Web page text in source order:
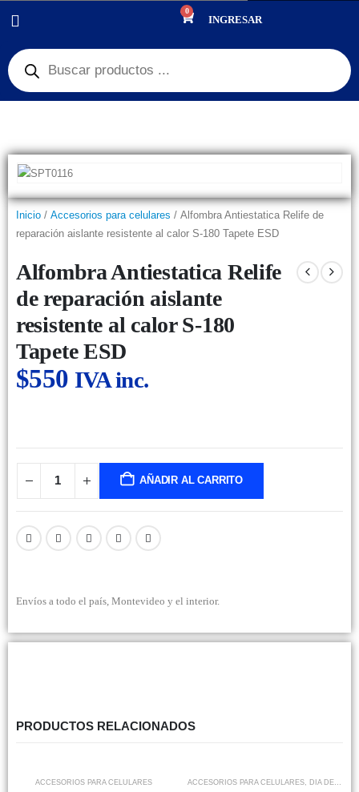
0
INGRESAR
ACCESORIOS PARA CELULARES
AL CALOR S-180 TAPETE ESD
Inicio / Accesorios para celulares / Alfombra Antiestatica Relife de
reparación aislante resistente al calor S-180 Tapete ESD
Alfombra Antiestatica Relife
de reparación aislante
resistente al calor S-180
Tapete ESD
$550 IVA inc.
AÑADIR AL CARRITO
Envíos a todo el país, Montevideo y el interior.
PRODUCTOS RELACIONADOS
ACCESORIOS PARA CELULARES ACCESORIOS PARA CELULARES DIA DEL PADRE